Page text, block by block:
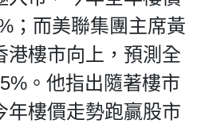
；而美聯集團主席黃
港樓市向上，預測全
。他指出隨著樓市
年樓價走勢跑贏股市